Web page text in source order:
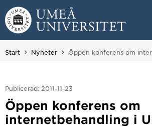
Hoppa direkt till innehållet
Huvudmenyn dold.
Start Nyheter Du är här:
Öppen konferens om
Publicerad: 2011-11-23
Öppen konferens om
internetbehandling i